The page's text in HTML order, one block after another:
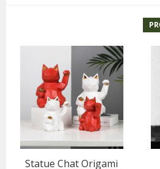
Statue Chat Origami